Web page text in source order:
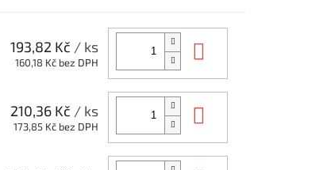
193,82 Kč / ks
160,18 Kč bez DPH
210,36 Kč / ks
173,85 Kč bez DPH